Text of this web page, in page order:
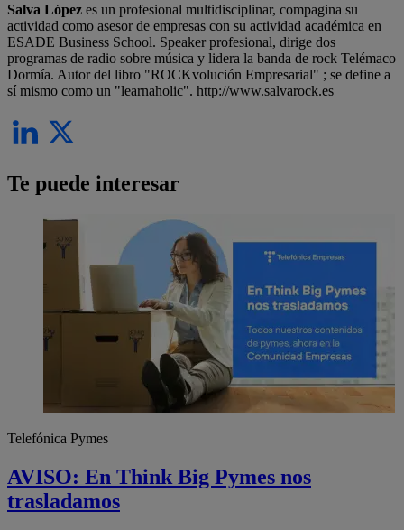
Salva López es un profesional multidisciplinar, compagina su
actividad como asesor de empresas con su actividad académica en
ESADE Business School. Speaker profesional, dirige dos
programas de radio sobre música y lidera la banda de rock Telémaco
Dormía. Autor del libro "ROCKvolución Empresarial" ; se define a
sí mismo como un "learnaholic". http://www.salvarock.es
Te puede interesar
Telefónica Pymes
AVISO: En Think Big Pymes nos
trasladamos